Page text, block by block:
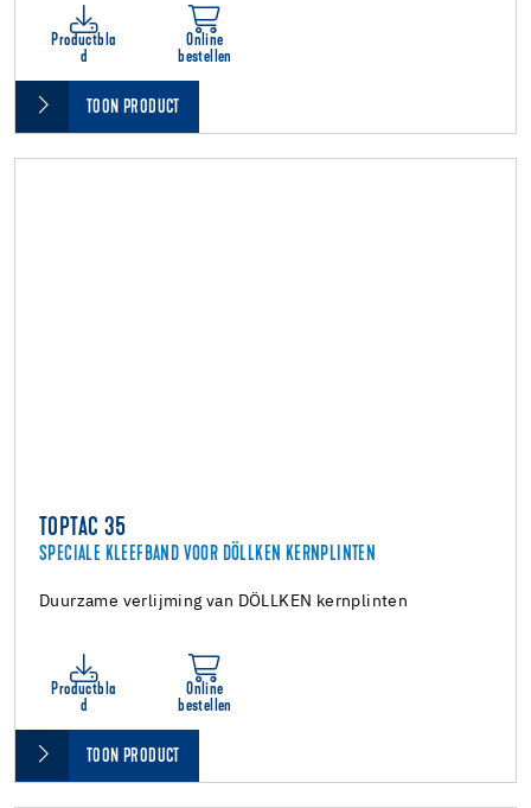
Productbla
d
Online
bestellen
TOON PRODUCT
TOPTAC 35
SPECIALE KLEEFBAND VOOR DÖLLKEN KERNPLINTEN
Duurzame verlijming van DÖLLKEN kernplinten
Productbla
d
Online
bestellen
TOON PRODUCT